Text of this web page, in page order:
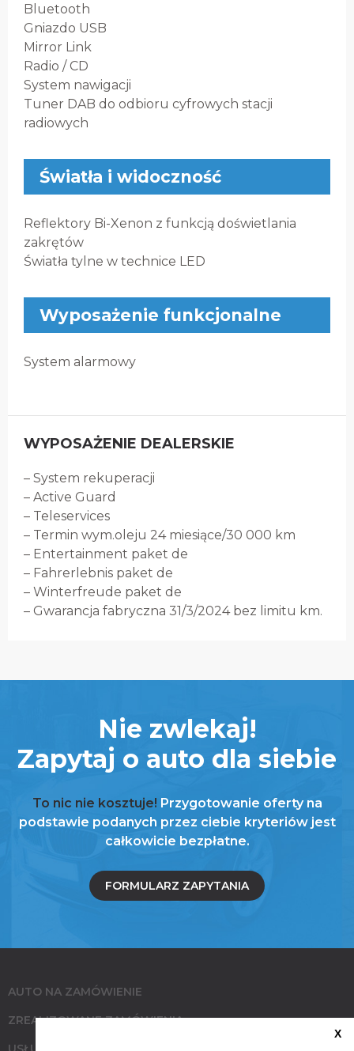
Bluetooth
Gniazdo USB
Mirror Link
Radio / CD
System nawigacji
Tuner DAB do odbioru cyfrowych stacji
radiowych
Światła i widoczność
Reflektory Bi-Xenon z funkcją doświetlania
zakrętów
Światła tylne w technice LED
Wyposażenie funkcjonalne
System alarmowy
WYPOSAŻENIE DEALERSKIE
– System rekuperacji
– Active Guard
– Teleservices
– Termin wym.oleju 24 miesiące/30 000 km
– Entertainment paket de
– Fahrerlebnis paket de
– Winterfreude paket de
– Gwarancja fabryczna 31/3/2024 bez limitu km.
Nie zwlekaj!
Zapytaj o auto dla siebie
To nic nie kosztuje! Przygotowanie oferty na
podstawie podanych przez ciebie kryteriów jest
całkowicie bezpłatne.
FORMULARZ ZAPYTANIA
AUTO NA ZAMÓWIENIE
ZREALIZOWANE ZAMÓWIENIA
X